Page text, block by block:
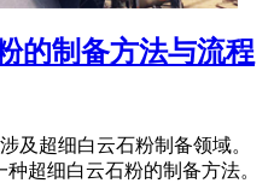
的制备方法与流程
及超细白云石粉制备领域。
超细白云石粉的制备方法。